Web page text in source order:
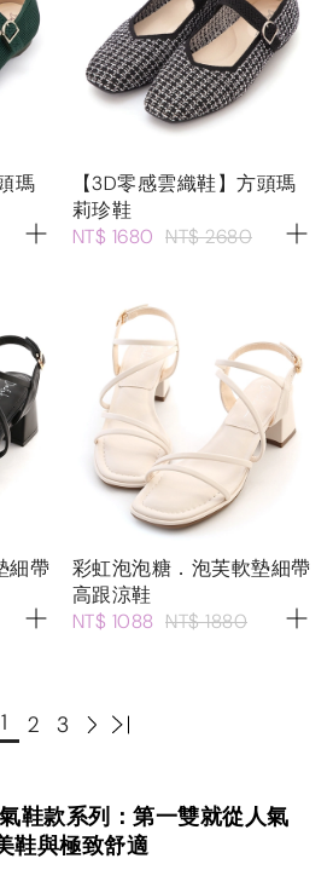
瑪
【3D零感雲織鞋】方頭瑪
莉珍鞋
NT$ 1680 NT$ 2680
細帶
彩虹泡泡糖．泡芙軟墊細帶
高跟涼鞋
NT$ 1088 NT$ 1880
1 2 3
鞋款系列：第一雙就從人氣
鞋與極致舒適